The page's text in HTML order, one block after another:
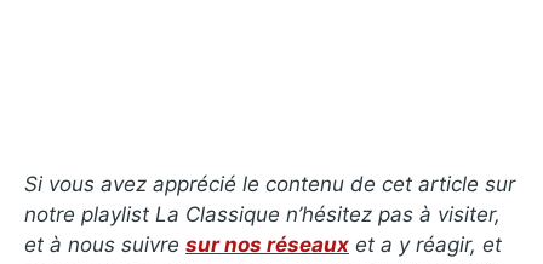
Si vous avez apprécié le contenu de cet article sur
notre playlist La Classique n’hésitez pas à visiter,
et à nous suivre sur nos réseaux et a y réagir, et